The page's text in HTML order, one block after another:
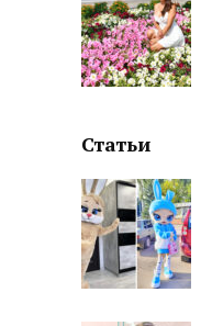
Статьи